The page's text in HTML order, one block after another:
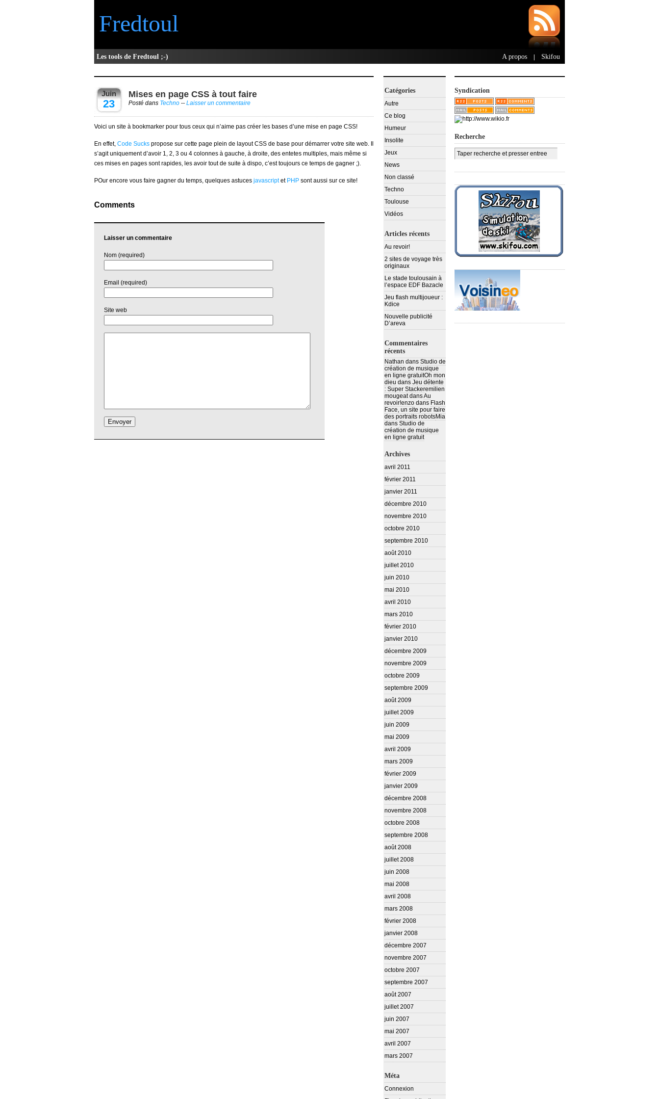
Fredtoul
Les tools de Fredtoul ;-) A propos Skifou
Juin
23
Mises en page CSS à tout faire
Posté dans Techno -- Laisser un commentaire
Voici un site à bookmarker pour tous ceux qui n’aime pas créer les bases d’une mise en page CSS!
En effet, Code Sucks propose sur cette page plein de layout CSS de base pour démarrer votre site web. Il
s’agit uniquement d’avoir 1, 2, 3 ou 4 colonnes à gauche, à droite, des entetes multiples, mais même si
ces mises en pages sont rapides, les avoir tout de suite à dispo, c’est toujours ce temps de gagner ;).
POur encore vous faire gagner du temps, quelques astuces javascriptet PHP sont aussi sur ce site!
Comments
Laisser un commentaire
Nom (required)
Email (required)
Site web
Catégories
Autre
Ce blog
Humeur
Insolite
Jeux
News
Non classé
Techno
Toulouse
Vidéos
Articles récents
Au revoir!
2 sites de voyage très
originaux
Le stade toulousain à
l’espace EDF Bazacle
Jeu flash multijoueur :
Kdice
Nouvelle publicité
D’areva
Commentaires
récents
Nathan dans Studio de
création de musique
en ligne gratuitOh mon
dieu dans Jeu détente
: Super Stackeremilien
mougeatdansAu
revoir!enzo dans Flash
Face, un site pour faire
des portraits robotsMia
dans Studio de
création de musique
en ligne gratuit
Archives
avril 2011
février 2011
janvier 2011
décembre 2010
novembre 2010
octobre 2010
septembre 2010
août 2010
juillet 2010
juin 2010
mai 2010
avril 2010
mars 2010
février 2010
janvier 2010
décembre 2009
novembre 2009
octobre 2009
septembre 2009
août 2009
juillet 2009
juin 2009
mai 2009
avril 2009
mars 2009
février 2009
janvier 2009
décembre 2008
novembre 2008
octobre 2008
septembre 2008
août 2008
juillet 2008
juin 2008
mai 2008
avril 2008
mars 2008
février 2008
janvier 2008
décembre 2007
novembre 2007
octobre 2007
septembre 2007
août 2007
juillet 2007
juin 2007
mai 2007
avril 2007
mars 2007
Méta
Connexion
Syndication
Recherche